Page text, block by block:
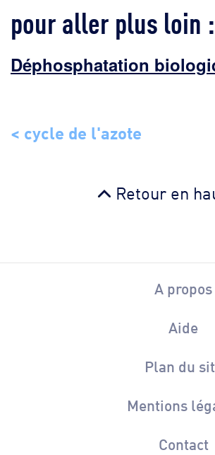
pour aller plus loin :
Déphosphatation
< cycle de l'azote
Retour en
A propos
Aide
Plan du
Mentions
Contact